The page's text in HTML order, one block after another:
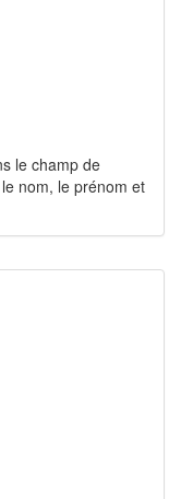
le champ de
nom, le prénom et